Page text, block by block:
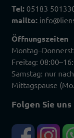
Tel: 05183
mailto:
Öffnungszeiten
Freitag:
Samstag: nur
Mittagspause
Folgen Sie uns